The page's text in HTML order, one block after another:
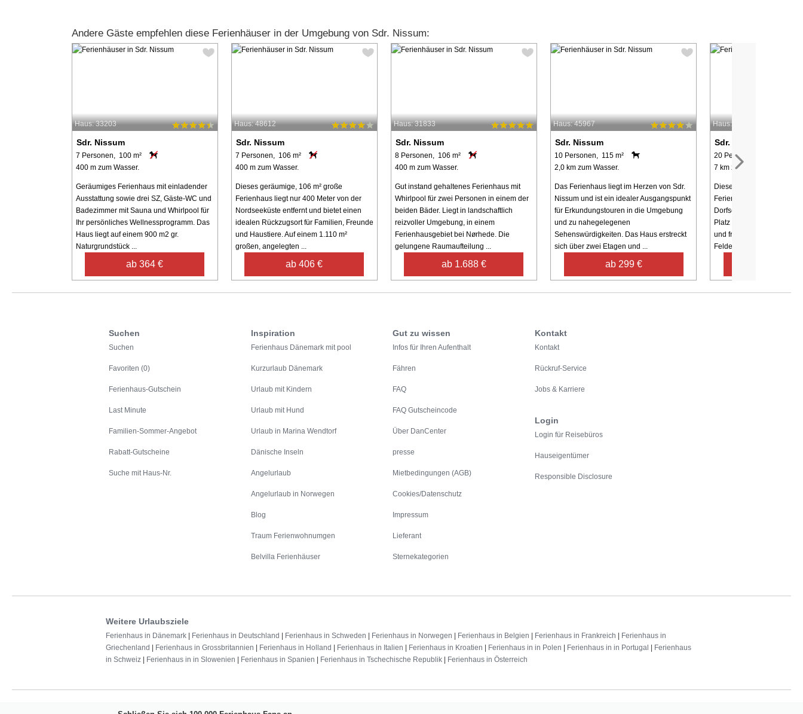
Andere Gäste empfehlen diese Ferienhäuser in der Umgebung von Sdr. Nissum:
Haus: 33203
Sdr. Nissum
7 Personen, 100 m²
400 m zum Wasser.
Geräumiges Ferienhaus mit einladender
Ausstattung sowie drei SZ, Gäste-WC und
Badezimmer mit Sauna und Whirlpool für
Ihr persönliches Wellnessprogramm. Das
Haus liegt auf einem 900 m2 gr.
Naturgrundstück ...
ab 364 €
Haus: 48612
Sdr. Nissum
7 Personen, 106 m²
400 m zum Wasser.
Dieses geräumige, 106 m² große
Ferienhaus liegt nur 400 Meter von der
Nordseeküste entfernt und bietet einen
idealen Rückzugsort für Familien, Freunde
und Haustiere. Auf einem 1.110 m²
großen, angelegten ...
ab 406 €
Haus: 31833
Sdr. Nissum
8 Personen, 106 m²
400 m zum Wasser.
Gut instand gehaltenes Ferienhaus mit
Whirlpool für zwei Personen in einem der
beiden Bäder. Liegt in landschaftlich
reizvoller Umgebung, in einem
Ferienhausgebiet bei Nørhede. Die
gelungene Raumaufteilung ...
ab 1.688 €
Haus: 45967
Sdr. Nissum
10 Personen, 115 m²
2,0 km zum Wasser.
Das Ferienhaus liegt im Herzen von Sdr.
Nissum und ist ein idealer Ausgangspunkt
für Erkundungstouren in die Umgebung
und zu nahegelegenen
Sehenswürdigkeiten. Das Haus erstreckt
sich über zwei Etagen und ...
ab 299 €
Haus: 9393
Sdr. Nissum
20 Personen, 545 m²
7 km zum Wasser.
Dieses sehr große und gut
Feriendomizil ist die
Dorfschule von Staby. Das
Platz für bis zu 20
und friedlich, mit Ausblick
Felder ...
Suchen
Suchen
Favoriten (0)
Ferienhaus-Gutschein
Last Minute
Familien-Sommer-Angebot
Rabatt-Gutscheine
Suche mit Haus-Nr.
Inspiration
Ferienhaus Dänemark mit pool
Kurzurlaub Dänemark
Urlaub mit Kindern
Urlaub mit Hund
Urlaub in Marina Wendtorf
Dänische Inseln
Angelurlaub
Angelurlaub in Norwegen
Blog
Traum Ferienwohnumgen
Belvilla Ferienhäuser
Gut zu wissen
Infos für Ihren Aufenthalt
Fähren
FAQ
FAQ Gutscheincode
Über DanCenter
presse
Mietbedingungen (AGB)
Cookies/Datenschutz
Impressum
Lieferant
Sternekategorien
Kontakt
Kontakt
Rückruf-Service
Jobs & Karriere
Login
Login für Reisebüros
Hauseigentümer
Responsible Disclosure
Weitere Urlaubsziele
Ferienhaus in Dänemark Ferienhaus in Deutschland Ferienhaus in Schweden Ferienhaus in Norwegen Ferienhaus in Belgien Ferienhaus in Frankreich
Ferienhaus in
Griechenland
Ferienhaus in Grossbritannien Ferienhaus in Holland Ferienhaus in Italien Ferienhaus in Kroatien Ferienhaus in in Polen Ferienhaus in in Portugal
Ferienhaus
in Schweiz
Ferienhaus in in Slowenien Ferienhaus in Spanien Ferienhaus in Tschechische Republik Ferienhaus in Österreich